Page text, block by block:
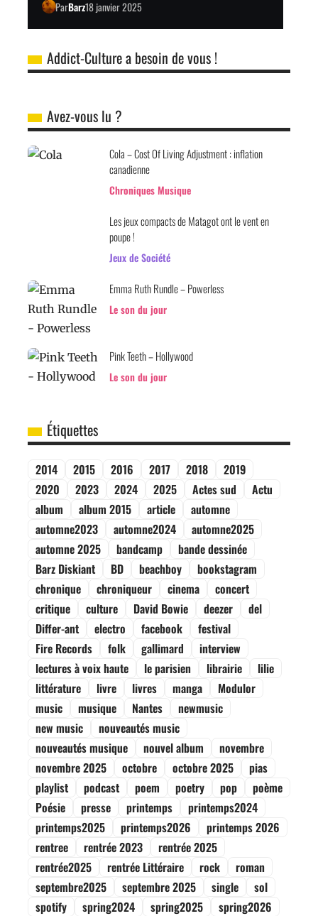
ParBarz18 janvier 2025
Addict-Culture a besoin de vous !
Avez-vous lu ?
Cola – Cost Of Living Adjustment : inflation
canadienne
Chroniques Musique
Les jeux compacts de Matagot ont le vent en
poupe !
Jeux de Société
Emma Ruth Rundle – Powerless
Le son du jour
Pink Teeth – Hollywood
Le son du jour
Étiquettes
2014 2015 2016 2017 2018
2019
2020
2023 2024 2025 Actes sud
Actu
album
album 2015 article
automne
automne2023
automne2024
automne2025
automne 2025
bandcamp
bande dessinée
Barz Diskiant
BD beachboy
bookstagram
chronique
chroniqueur cinema
concert
critique
culture David Bowie deezer
del
Differ-ant
electro facebook
festival
Fire Records
folk gallimard
interview
lectures à voix haute
le parisien librairie
lilie
littérature
livre livres manga
Modulor
music
musique Nantes
newmusic
new music
nouveautés music
nouveautés musique
nouvel album
novembre
novembre 2025
octobre octobre 2025
pias
playlist
podcast poem poetry pop
poème
Poésie
presse printemps
printemps2024
printemps2025
printemps2026
printemps 2026
rentree
rentrée 2023
rentrée 2025
rentrée2025
rentrée Littéraire rock
roman
septembre2025
septembre 2025 single
sol
spotify
spring2024 spring2025
spring2026